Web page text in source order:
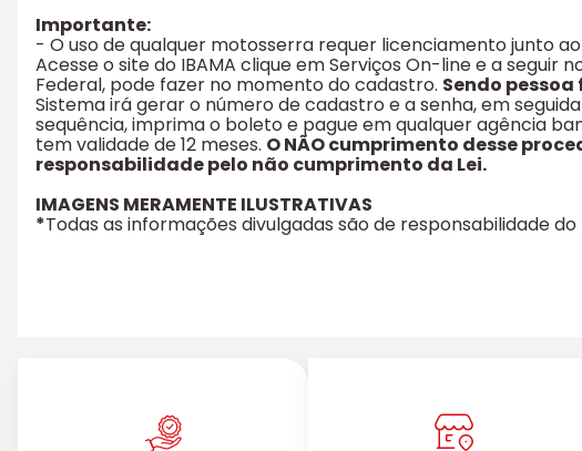
Importante:
- O uso de qualquer motosserra requer licenciamento junto
Acesse o site do IBAMA clique em Serviços On-line e a
Federal, pode fazer no momento do cadastro. Sendo
Sistema irá gerar o número de cadastro e a senha, em
sequência, imprima o boleto e pague em qualquer agência
tem validade de 12 meses. O NÃO cumprimento desse
responsabilidade pelo não cumprimento da Lei.
IMAGENS MERAMENTE ILUSTRATIVAS
*Todas as informações divulgadas são de responsabilidade